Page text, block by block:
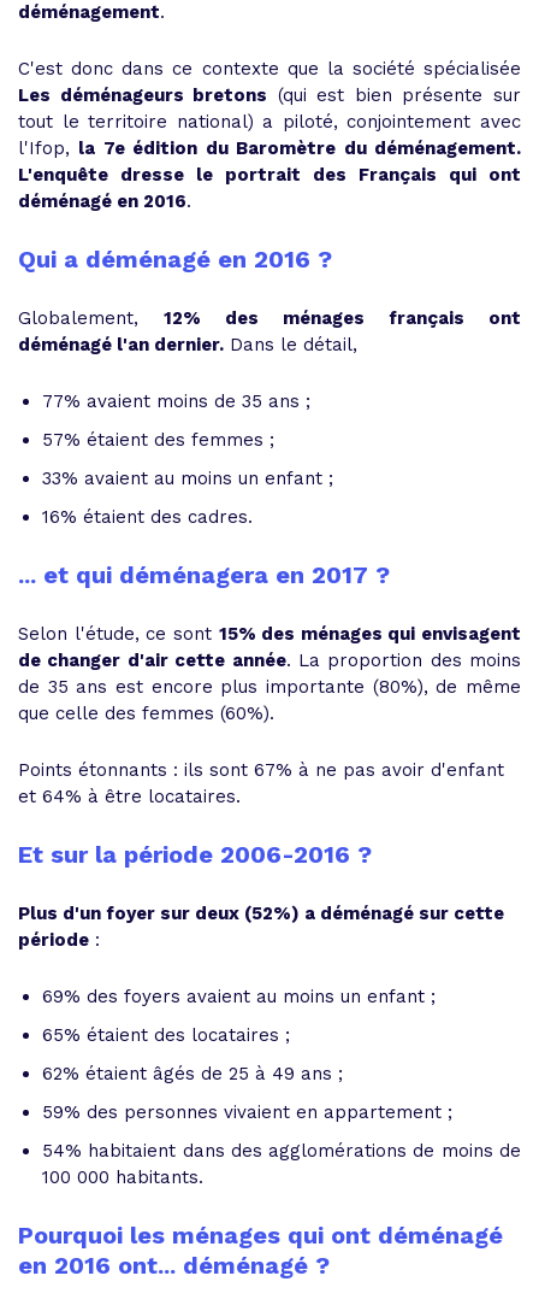
déménagement.
C'est donc dans ce contexte que la société spécialisée
Les déménageurs bretons (qui est bien présente sur
tout le territoire national) a piloté, conjointement avec
l'Ifop, la 7e édition du Baromètre du déménagement.
L'enquête dresse le portrait des Français qui ont
déménagé en 2016.
Qui a déménagé en 2016 ?
Globalement, 12% des ménages français ont
déménagé l'an dernier. Dans le détail,
77% avaient moins de 35 ans ;
57% étaient des femmes ;
33% avaient au moins un enfant ;
16% étaient des cadres.
... et qui déménagera en 2017 ?
Selon l'étude, ce sont 15% des ménages qui envisagent
de changer d'air cette année. La proportion des moins
de 35 ans est encore plus importante (80%), de même
que celle des femmes (60%).
Points étonnants : ils sont 67% à ne pas avoir d'enfant
et 64% à être locataires.
Et sur la période 2006-2016 ?
Plus d'un foyer sur deux (52%) a déménagé sur cette
période :
69% des foyers avaient au moins un enfant ;
65% étaient des locataires ;
62% étaient âgés de 25 à 49 ans ;
59% des personnes vivaient en appartement ;
54% habitaient dans des agglomérations de moins de
100 000 habitants.
Pourquoi les ménages qui ont déménagé
en 2016 ont... déménagé ?